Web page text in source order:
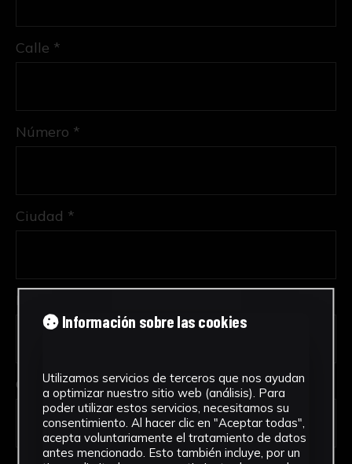
Calle *
Número *
Ciudad *
Código Postal *
Información sobre las cookies
Utilizamos servicios de terceros que nos ayudan
a optimizar nuestro sitio web (análisis). Para
poder utilizar estos servicios, necesitamos su
consentimiento. Al hacer clic en "Aceptar todas",
acepta voluntariamente el tratamiento de datos
antes mencionado. Esto también incluye, por un